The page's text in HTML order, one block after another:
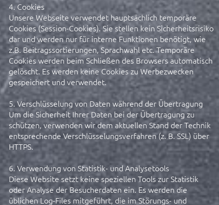
4. Cookies
Unsere Webseite verwendet hauptsächlich temporäre
Cookies (Session-Cookies). Sie stellen kein Sicherheitsrisiko
dar und werden nur für interne Funktionen benötigt, wie
z.B. Beitragssortierungen, Sprachwahl etc. Temporäre
Cookies werden beim Schließen des Browsers automatisch
gelöscht. Es werden keine Cookies zu Werbezwecken
gespeichert und verwendet.
5. Verschlüsselung von Daten während der Übertragung
Um die Sicherheit Ihrer Daten bei der Übertragung zu
schützen, verwenden wir dem aktuellen Stand der Technik
entsprechende Verschlüsselungsverfahren (z. B. SSL) über
HTTPS.
6. Verwendung von Statistik- und Analysetools
Diese Website setzt keine speziellen Tools zur Statistik
oder Analyse der Besucherdaten ein. Es werden die
üblichen Log-Files mitgeführt, die im Störungs- und